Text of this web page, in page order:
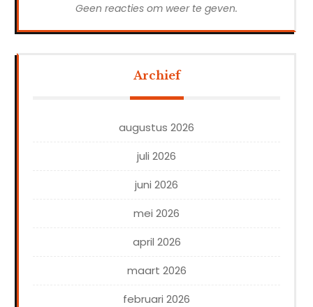
Geen reacties om weer te geven.
Archief
augustus 2026
juli 2026
juni 2026
mei 2026
april 2026
maart 2026
februari 2026